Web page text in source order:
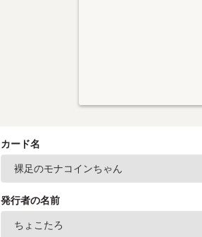
カード名
発行者の名前